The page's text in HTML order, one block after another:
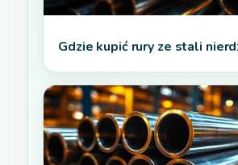
Gdzie kupić rury ze stali